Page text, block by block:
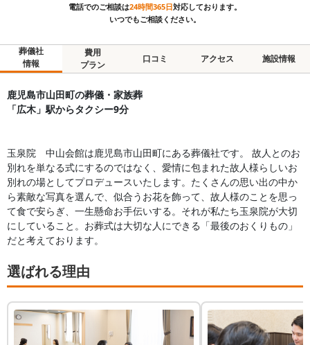
電話でのご相談は24時間365日対応しております。
いつでもご相談ください。
葬儀社
情報
費用
プラン
口コミ アクセス 施設情報
鹿児島市山田町の葬儀・家族葬
「広木」駅からタクシー9分
玉泉院 中山会館は鹿児島市山田町にある葬儀社です。 故人とのお
別れを単なる式にするのではなく、愛情に包まれた故人様らしいお
別れの場としてプロデュースいたします。たくさんの思い出の中か
ら素敵な写真を選んで、似合うお花を飾って、故人様のことを思っ
て食で安らぎ、一生懸命お手伝いする。それが私たち玉泉院が大切
にしていること。お葬式は大切な人にできる「最後のおくりもの」
だと考えております。
選ばれる理由